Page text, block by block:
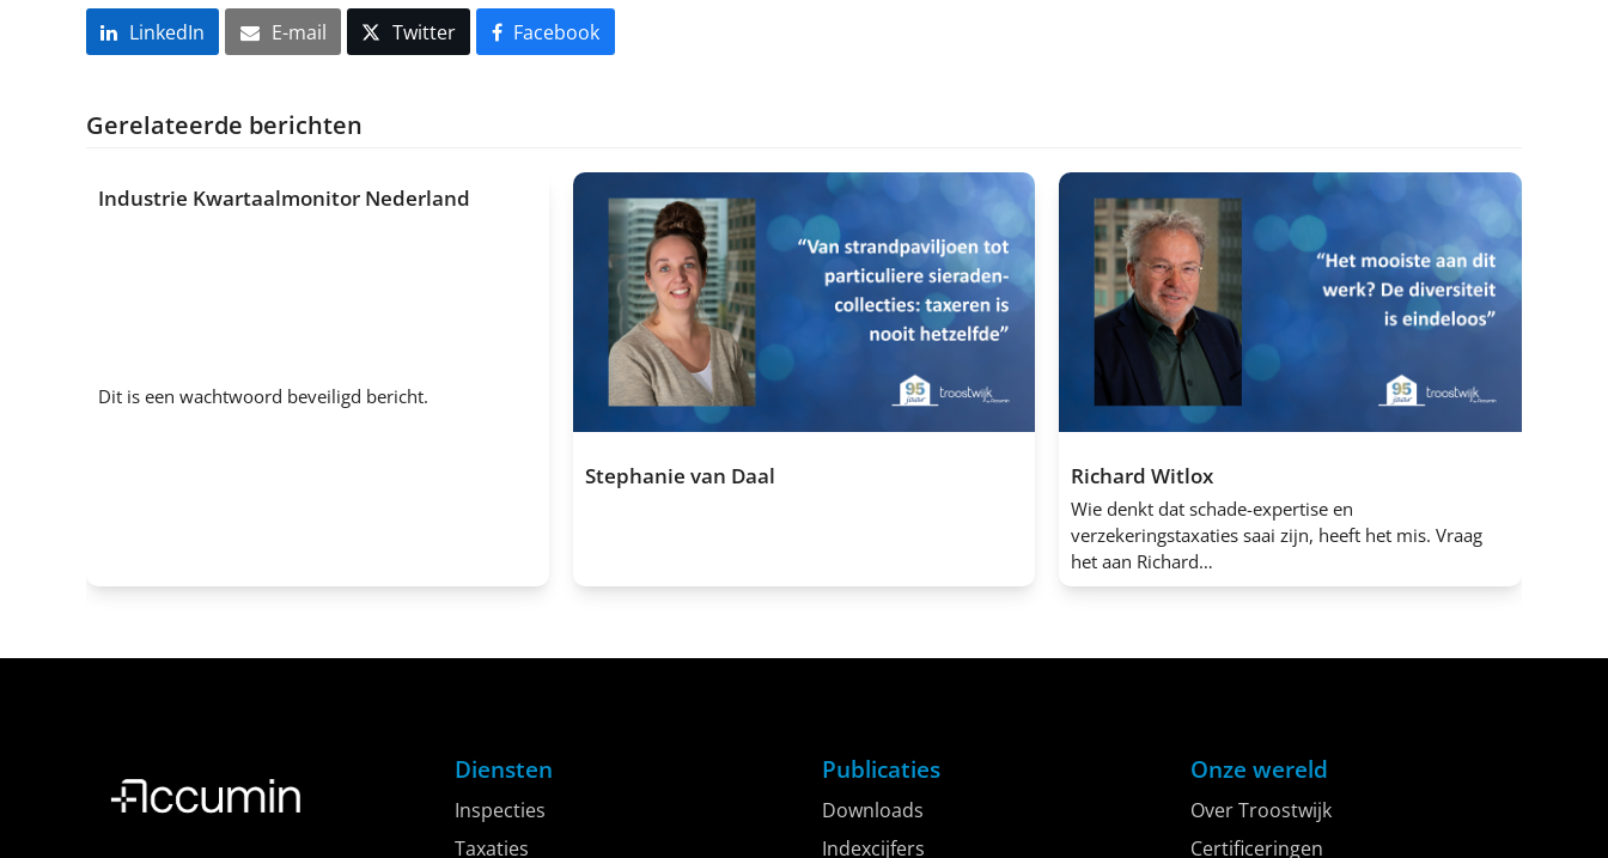
LinkedIn E-mail Twitter Facebook
Gerelateerde berichten
Industrie Kwartaalmonitor Nederland
Dit is een wachtwoord beveiligd bericht.
Stephanie van Daal
Stephanie van Daal (36) werkt al bijna twaalf jaar bij
Richard Witlox
Wie denkt dat schade-expertise en
verzekeringstaxaties saai zijn, heeft het mis. Vraag
het aan Richard…
Diensten
Inspecties
Taxaties
Publicaties
Downloads
Indexcijfers
Onze wereld
Over Troostwijk
Certificeringen